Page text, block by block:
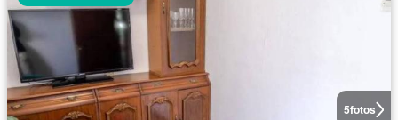
5fotos